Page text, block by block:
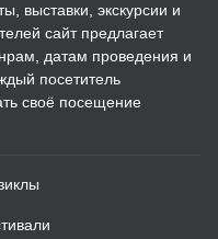
выставки, экскурсии и
сайт предлагает
датам проведения и
посетитель
своё посещение